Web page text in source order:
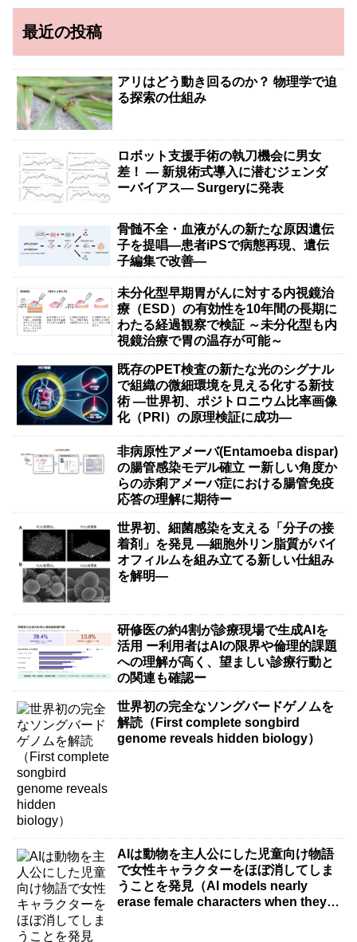
最近の投稿
アリはどう動き回るのか？ 物理学で迫
る探索の仕組み
ロボット支援手術の執刀機会に男女
差！ — 新規術式導入に潜むジェンダ
ーバイアス— Surgeryに発表
骨髄不全・血液がんの新たな原因遺伝
子を提唱―患者iPSで病態再現、遺伝
子編集で改善―
未分化型早期胃がんに対する内視鏡治
療（ESD）の有効性を10年間の長期に
わたる経過観察で検証 ～未分化型も内
視鏡治療で胃の温存が可能～
既存のPET検査の新たな光のシグナル
で組織の微細環境を見える化する新技
術 ―世界初、ポジトロニウム比率画像
化（PRI）の原理検証に成功―
非病原性アメーバ(Entamoeba dispar)
の腸管感染モデル確立 ー新しい角度か
らの赤痢アメーバ症における腸管免疫
応答の理解に期待ー
世界初、細菌感染を支える「分子の接
着剤」を発見 ―細胞外リン脂質がバイ
オフィルムを組み立てる新しい仕組み
を解明―
研修医の約4割が診療現場で生成AIを
活用 ー利用者はAIの限界や倫理的課題
への理解が高く、望ましい診療行動と
の関連も確認ー
世界初の完全なソングバードゲノムを
解読（First complete songbird
genome reveals hidden biology）
AIは動物を主人公にした児童向け物語
で女性キャラクターをほぼ消してしま
うことを発見（AI models nearly
erase female characters when they